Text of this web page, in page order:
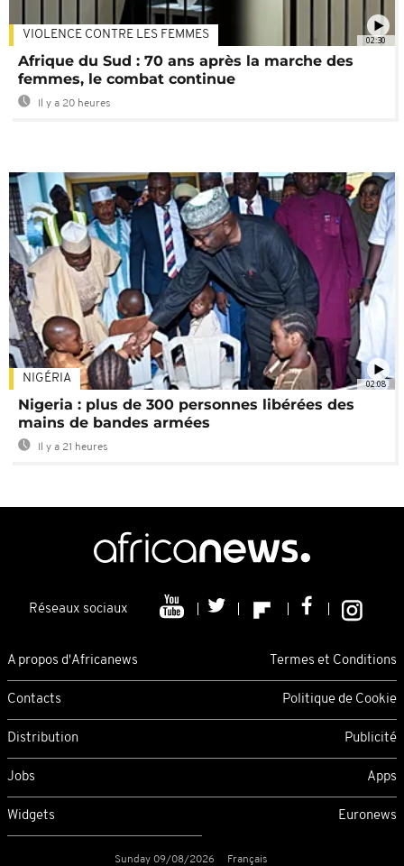
02:30
VIOLENCE CONTRE LES FEMMES
Afrique du Sud : 70 ans après la marche des
femmes, le combat continue
Il y a 20 heures
02:08
NIGÉRIA
Nigeria : plus de 300 personnes libérées des
mains de bandes armées
Il y a 21 heures
Réseaux sociaux
A propos d'Africanews Termes et Conditions
Contacts Politique de Cookie
Distribution Publicité
Jobs Apps
Widgets Euronews
Sunday 09/08/2026